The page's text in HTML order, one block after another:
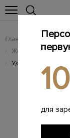
Главная
/ Женские пуховики
/ Удлиненный
для